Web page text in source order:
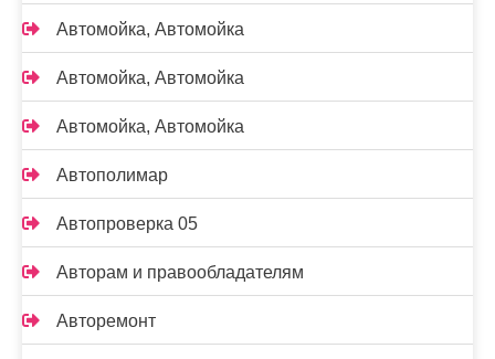
Автомойка, Автомойка
Автомойка, Автомойка
Автомойка, Автомойка
Автополимар
Автопроверка 05
Авторам и правообладателям
Авторемонт